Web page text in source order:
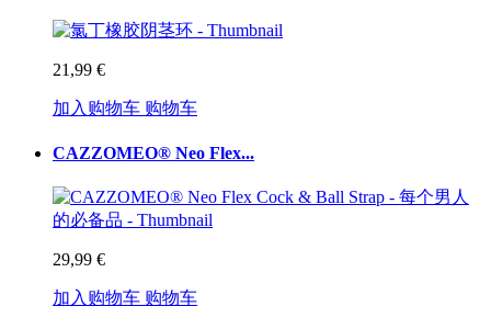
21,99 €
加入购物车 购物车
CAZZOMEO® Neo Flex...
29,99 €
加入购物车 购物车